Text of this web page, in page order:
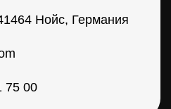
Нойс, Германия
75 00